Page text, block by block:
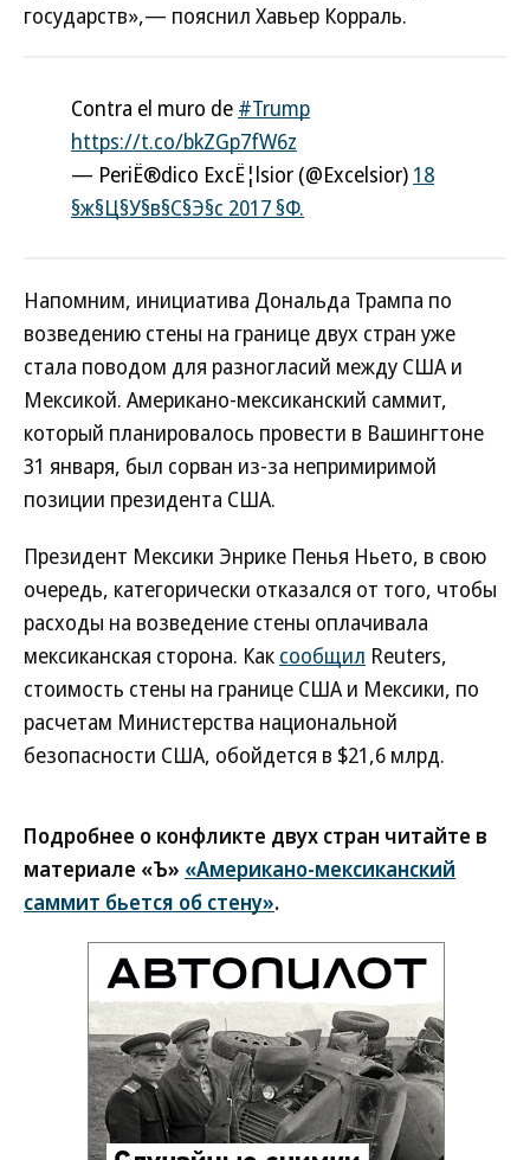
государств»,— пояснил Хавьер Корраль.
Contra el muro de #Trump
https://t.co/bkZGp7fW6z
— PeriЁ®dico ExcЁ¦lsior (@Excelsior) 18
§ж§Ц§У§в§С§Э§с 2017 §Ф.
Напомним, инициатива Дональда Трампа по
возведению стены на границе двух стран уже
стала поводом для разногласий между США и
Мексикой. Американо-мексиканский саммит,
который планировалось провести в Вашингтоне
31 января, был сорван из-за непримиримой
позиции президента США.
Президент Мексики Энрике Пенья Ньето, в свою
очередь, категорически отказался от того, чтобы
расходы на возведение стены оплачивала
мексиканская сторона. Как сообщил Reuters,
стоимость стены на границе США и Мексики, по
расчетам Министерства национальной
безопасности США, обойдется в $21,6 млрд.
Подробнее о конфликте двух стран читайте в
материале «Ъ» «Американо-мексиканский
саммит бьется об стену».